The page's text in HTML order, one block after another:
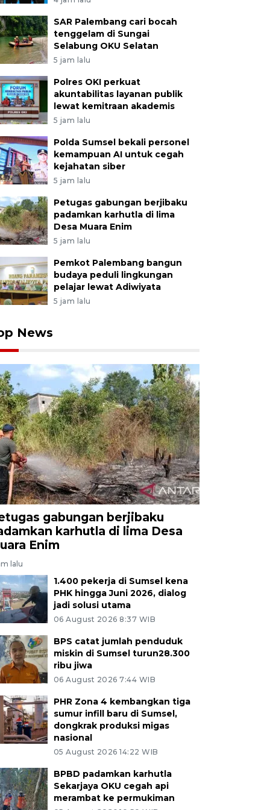
SAR Palembang cari bocah
tenggelam di Sungai
Selabung OKU Selatan
5 jam lalu
Polres OKI perkuat
akuntabilitas layanan publik
lewat kemitraan akademis
5 jam lalu
Polda Sumsel bekali personel
kemampuan AI untuk cegah
kejahatan siber
5 jam lalu
Petugas gabungan berjibaku
padamkan karhutla di lima
Desa Muara Enim
5 jam lalu
Pemkot Palembang bangun
budaya peduli lingkungan
pelajar lewat Adiwiyata
5 jam lalu
News
gabungan berjibaku
karhutla di lima Desa
Enim
lalu
1.400 pekerja di Sumsel kena
PHK hingga Juni 2026, dialog
jadi solusi utama
06 August 2026 8:37 WIB
BPS catat jumlah penduduk
miskin di Sumsel turun28.300
ribu jiwa
06 August 2026 7:44 WIB
PHR Zona 4 kembangkan tiga
sumur infill baru di Sumsel,
dongkrak produksi migas
nasional
05 August 2026 14:22 WIB
BPBD padamkan karhutla
Sekarjaya OKU cegah api
merambat ke permukiman